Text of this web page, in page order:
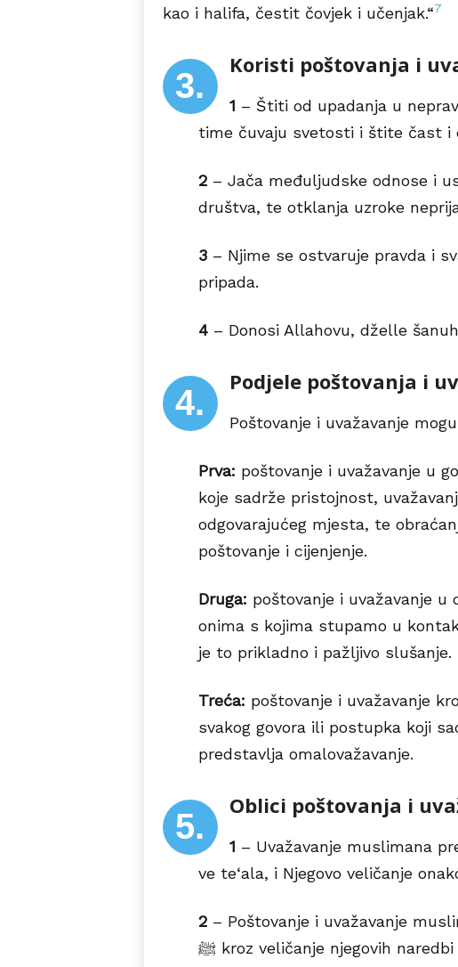
kao i halifa, čestit čovjek i učenjak.“7
3.
Koristi poštovanja i
1 – Štiti od upadanja u
time čuvaju svetosti i štite čast i
2– Jača međuljudske odnose i
društva, te otklanja uzroke
3– Njime se ostvaruje pravda i
pripada.
4– Donosi Allahovu, dželle
4.
Podjele poštovanja i
Poštovanje i uvažavanje
Prva: poštovanje i uvažavanje u
koje sadrže pristojnost,
odgovarajućeg mjesta, te
poštovanje i cijenjenje.
Druga: poštovanje i uvažavanje
onima s kojima stupamo u
je to prikladno i pažljivo slušanje.
Treća: poštovanje i uvažavanje
svakog govora ili postupka koji
predstavlja omalovažavanje.
5.
Oblici poštovanja i
1 – Uvažavanje muslimana
ve te‘ala, i Njegovo veličanje
2– Poštovanje i uvažavanje
ﷺ kroz veličanje njegovih naredbi i zabrana, te nedavanje prednosti